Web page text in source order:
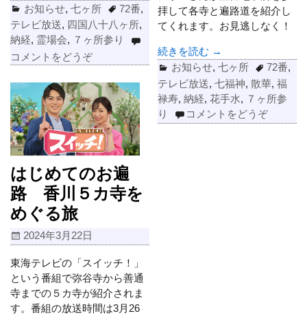
お知らせ, 七ヶ所 72番,
テレビ放送, 四国八十八ヶ所,
納経, 霊場会, ７ヶ所参り
コメントをどうぞ
拝して各寺と遍路道を紹介し
てくれます。お見逃しなく！
続きを読む →
お知らせ, 七ヶ所 72番,
テレビ放送,七福神,散華,福
禄寿,納経,花手水, ７ヶ所参
り
コメントをどうぞ
はじめてのお遍
路 香川５カ寺を
めぐる旅
2024年3月22日
東海テレビの「スイッチ！」
という番組で弥谷寺から善通
寺までの５カ寺が紹介されま
す。番組の放送時間は3月26